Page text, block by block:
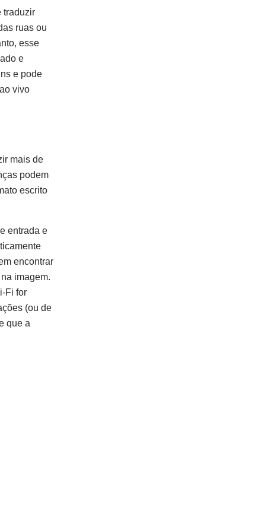
traduzir
ruas ou
esse
e
e pode
vivo
mais de
podem
escrito
entrada e
encontrar
imagem.
Fi for
(ou de
que a